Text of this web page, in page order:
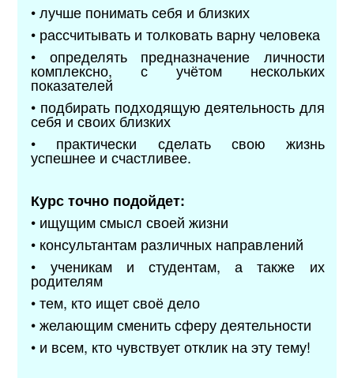
• лучше понимать себя и близких
• рассчитывать и толковать варну человека
• определять предназначение личности
комплексно, с учётом нескольких
показателей
• подбирать подходящую деятельность для
себя и своих близких
• практически сделать свою жизнь
успешнее и счастливее.
Курс точно подойдет:
• ищущим смысл своей жизни
• консультантам различных направлений
• ученикам и студентам, а также их
родителям
• тем, кто ищет своё дело
• желающим сменить сферу деятельности
• и всем, кто чувствует отклик на эту тему!